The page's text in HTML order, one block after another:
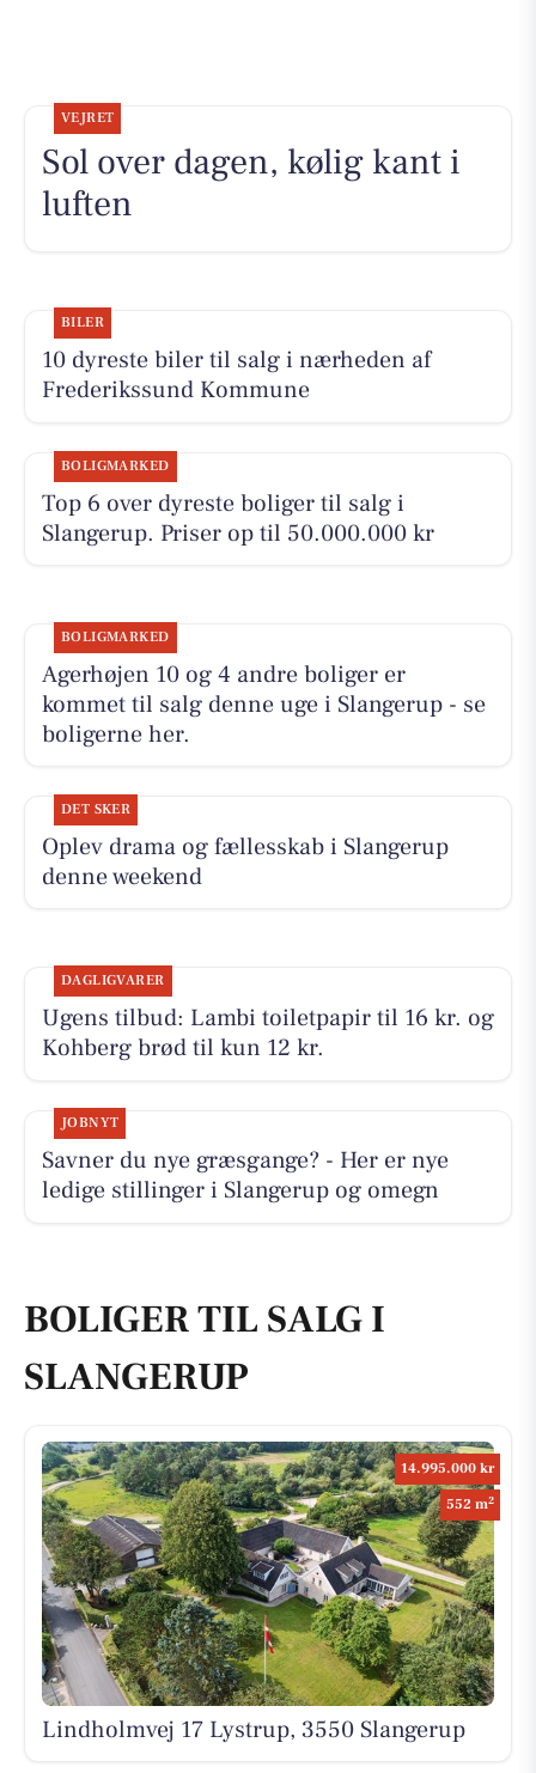
VEJRET
Sol over dagen, kølig kant i
luften
BILER
10 dyreste biler til salg i nærheden af
Frederikssund Kommune
BOLIGMARKED
Top 6 over dyreste boliger til salg i
Slangerup. Priser op til 50.000.000 kr
BOLIGMARKED
Agerhøjen 10 og 4 andre boliger er
kommet til salg denne uge i Slangerup - se
boligerne her.
DET SKER
Oplev drama og fællesskab i Slangerup
denne weekend
DAGLIGVARER
Ugens tilbud: Lambi toiletpapir til 16 kr. og
Kohberg brød til kun 12 kr.
JOBNYT
Savner du nye græsgange? - Her er nye
ledige stillinger i Slangerup og omegn
BOLIGER TIL SALG I
SLANGERUP
14.995.000 kr
552 m2
Lindholmvej 17 Lystrup, 3550 Slangerup